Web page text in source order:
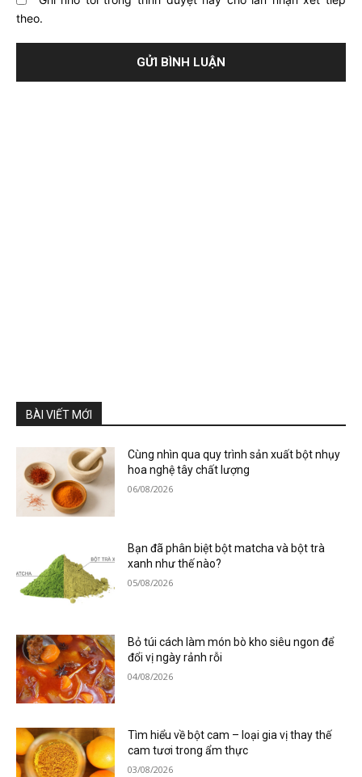
theo.
BÀI VIẾT MỚI
Cùng nhìn qua quy trình sản xuất bột nhụy
hoa nghệ tây chất lượng
06/08/2026
Bạn đã phân biệt bột matcha và bột trà
xanh như thế nào?
05/08/2026
Bỏ túi cách làm món bò kho siêu ngon để
đổi vị ngày rảnh rỗi
04/08/2026
Tìm hiểu về bột cam – loại gia vị thay thế
cam tươi trong ẩm thực
03/08/2026